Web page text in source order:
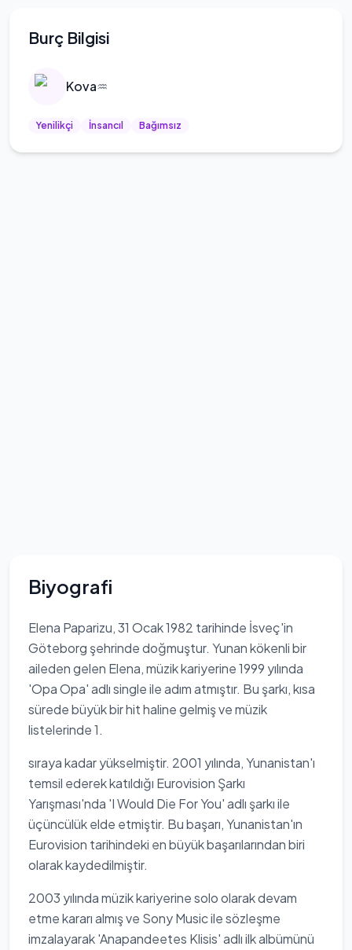
Burç Bilgisi
Kova♒
Yenilikçi İnsancıl Bağımsız
Biyografi
Elena Paparizu, 31 Ocak 1982 tarihinde İsveç'in
Göteborg şehrinde doğmuştur. Yunan kökenli bir
aileden gelen Elena, müzik kariyerine 1999 yılında
'Opa Opa' adlı single ile adım atmıştır. Bu şarkı, kısa
sürede büyük bir hit haline gelmiş ve müzik
listelerinde 1.
sıraya kadar yükselmiştir. 2001 yılında, Yunanistan'ı
temsil ederek katıldığı Eurovision Şarkı
Yarışması'nda 'I Would Die For You' adlı şarkı ile
üçüncülük elde etmiştir. Bu başarı, Yunanistan'ın
Eurovision tarihindeki en büyük başarılarından biri
olarak kaydedilmiştir.
2003 yılında müzik kariyerine solo olarak devam
etme kararı almış ve Sony Music ile sözleşme
imzalayarak 'Anapandeetes Klisis' adlı ilk albümünü